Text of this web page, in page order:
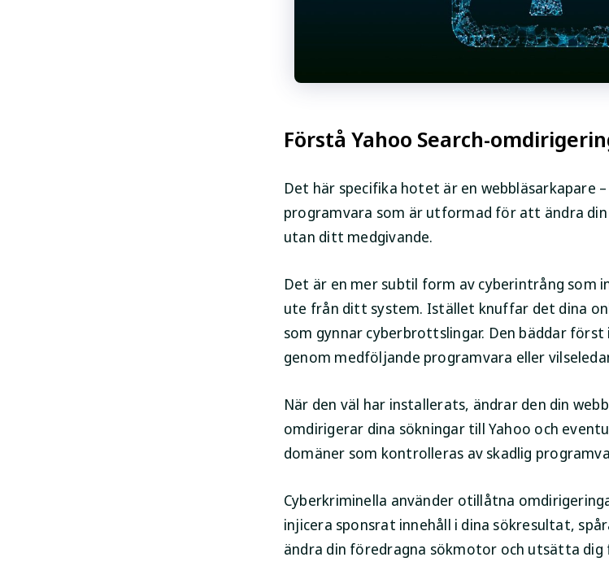
Förstå Yahoo Search-
Det här specifika hotet är en webbläsarkapare
programvara som är utformad för att ändra
utan ditt medgivande.
Det är en mer subtil form av cyberintrång som
ute från ditt system. Istället knuffar det dina
som gynnar cyberbrottslingar. Den bäddar
genom medföljande programvara eller
När den väl har installerats, ändrar den din
omdirigerar dina sökningar till Yahoo och
domäner som kontrolleras av skadlig
Cyberkriminella använder otillåtna
injicera sponsrat innehåll i dina sökresultat,
ändra din föredragna sökmotor och utsätta dig